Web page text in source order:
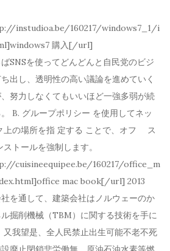
instudioa.be/160217/windows7_1/i
購入[/url]
SNSを使ってどんどんと自民党のビジ
出し、透明性の高い議論を進めていく
努力しなくてもいいほど一強多弱が続
B. グループポリシー を使用してネッ
上の場所を指 定する ことで、オフゖ ス
トールを強制します。
cuisineequipee.be/160217/office_m
mac book[/url] 2013
を通して、建築会社はノルウェーのか
掘削機械（TBM）に関する技術を手に
又我望是、全人民禁止出生可能不老不死